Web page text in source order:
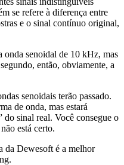
se refere à diferença entre
e o sinal contínuo original,
onda senoidal de 10 kHz, mas
então, obviamente, a
senoidais terão passado.
de onda, mas estará
do sinal real. Você consegue o
está certo.
da Dewesoft é a melhor